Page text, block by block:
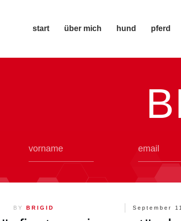
start über mich hund pferd
BY BRIGID September